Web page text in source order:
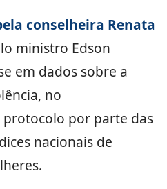
conselheira Renata
ministro Edson
em dados sobre a
no
por parte das
nacionais de